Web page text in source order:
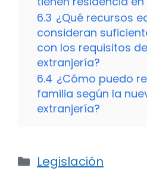
6.3 ¿Qué recursos
consideran
con los requisitos
extranjería?
6.4 ¿Cómo puedo
familia según la
extranjería?
Categorías
Legislación